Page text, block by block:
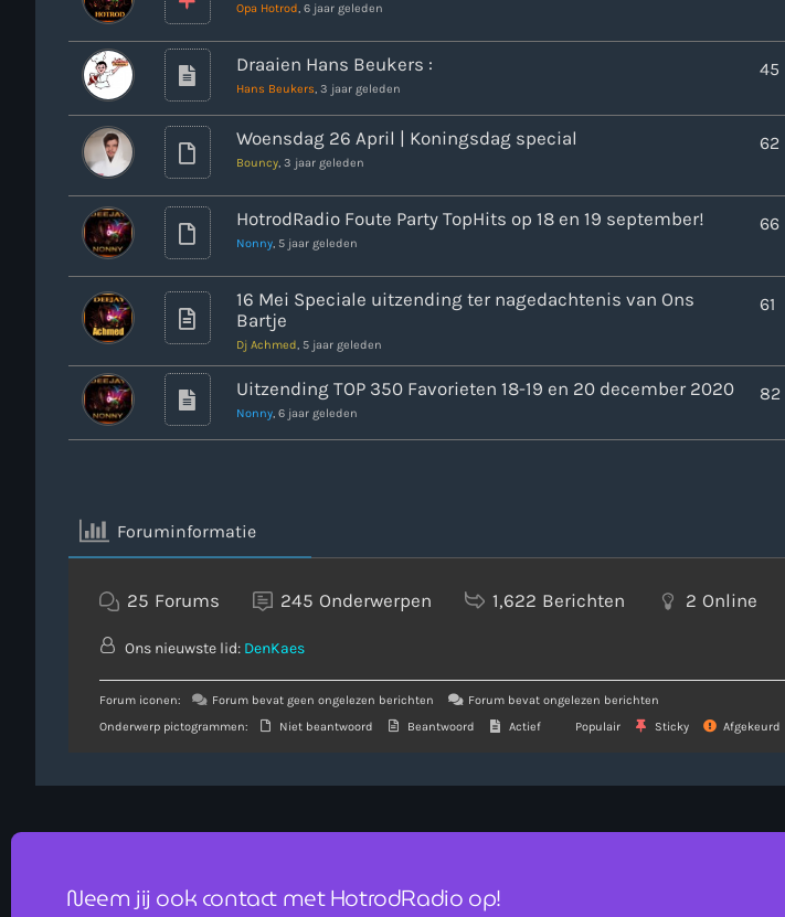
Opa Hotrod, 6 jaar geleden
Draaien Hans Beukers :
Hans Beukers, 3 jaar geleden
45
Woensdag 26 April | Koningsdag special
Bouncy, 3 jaar geleden
62
HotrodRadio Foute Party TopHits op 18 en 19 september!
Nonny, 5 jaar geleden
66
16 Mei Speciale uitzending ter nagedachtenis van Ons
Bartje
Dj Achmed, 5 jaar geleden
61
Uitzending TOP 350 Favorieten 18-19 en 20 december 2020
Nonny, 6 jaar geleden
82
Foruminformatie
25 Forums 245 Onderwerpen 1,622 Berichten 2 Online
Ons nieuwste lid: DenKaes
Forum iconen: Forum bevat geen ongelezen berichten
Forum bevat ongelezen berichten
Onderwerp pictogrammen:
Niet beantwoord Beantwoord Actief Populair Sticky Afgekeurd
Neem jij ook contact met HotrodRadio op!